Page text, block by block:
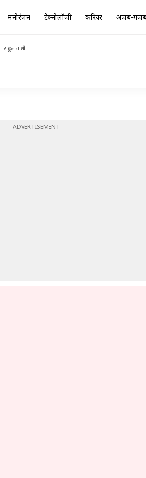
मनोरंजन टेक्नोलॉजी करियर अजब-गजब
राहुल गांधी
ADVERTISEMENT